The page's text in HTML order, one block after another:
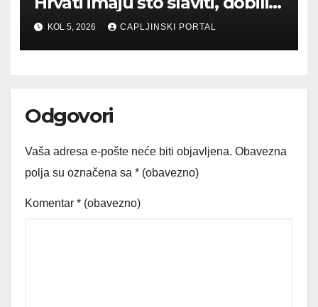
su što im i pripada
KOL 5, 2026 CAPLJINSKI PORTAL
Odgovori
Vaša adresa e-pošte neće biti objavljena. Obavezna
polja su označena sa * (obavezno)
Komentar * (obavezno)